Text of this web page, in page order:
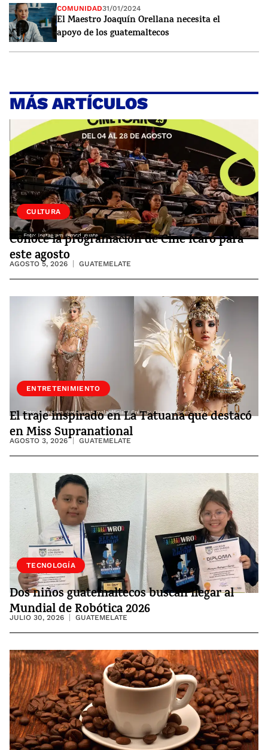
COMUNIDAD31/01/2024
El Maestro Joaquín Orellana necesita el
apoyo de los guatemaltecos
MÁS ARTÍCULOS
CULTURA
Conoce la programación de Cine Ícaro para
este agosto
AGOSTO 5, 2026 GUATEMELATE
ENTRETENIMIENTO
El traje inspirado en La Tatuana que destacó
en Miss Supranational
AGOSTO 3, 2026 GUATEMELATE
SOCIEDAD
TECNOLOGÍA
Dos niños guatemaltecos buscan llegar al
Mundial de Robótica 2026
JULIO 30, 2026 GUATEMELATE